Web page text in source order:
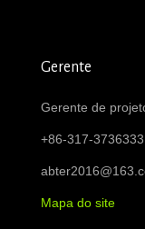
Gerente
Gerente de
+86-317-3736333
Mapa do site